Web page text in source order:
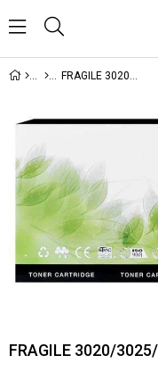
FRAGILE 3020/3025/106R02773 SIYAH 1500 SAYFA
FRAGILE 3020/